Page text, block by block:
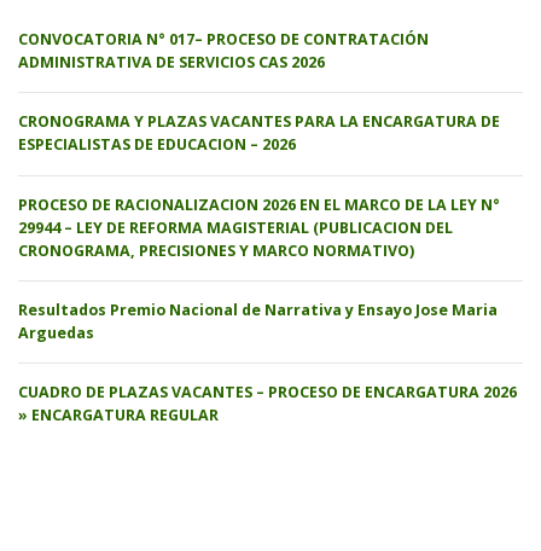
CONVOCATORIA N° 017– PROCESO DE CONTRATACIÓN
ADMINISTRATIVA DE SERVICIOS CAS 2026
CRONOGRAMA Y PLAZAS VACANTES PARA LA ENCARGATURA DE
ESPECIALISTAS DE EDUCACION – 2026
PROCESO DE RACIONALIZACION 2026 EN EL MARCO DE LA LEY N°
29944 – LEY DE REFORMA MAGISTERIAL (PUBLICACION DEL
CRONOGRAMA, PRECISIONES Y MARCO NORMATIVO)
Resultados Premio Nacional de Narrativa y Ensayo Jose Maria
Arguedas
CUADRO DE PLAZAS VACANTES – PROCESO DE ENCARGATURA 2026
» ENCARGATURA REGULAR